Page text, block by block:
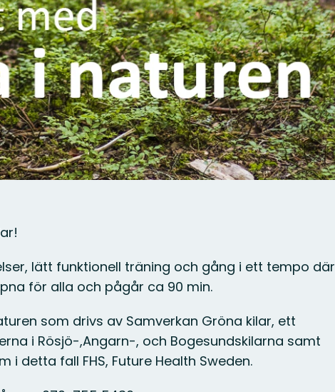
lätt funktionell träning och gång i ett tempo där
för alla och pågår ca 90 min.
som drivs av Samverkan Gröna kilar, ett
i Rösjö-,Angarn-, och Bogesundskilarna samt
detta fall FHS, Future Health Sweden.